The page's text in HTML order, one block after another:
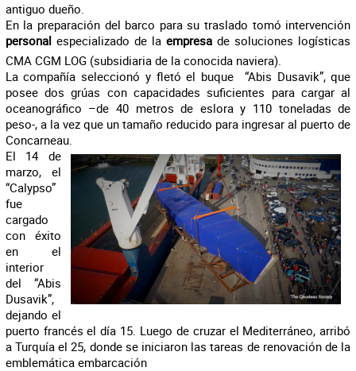
antiguo dueño.
En la preparación del barco para su traslado tomó intervención
personalespecializado de laempresa de soluciones logísticas
CMA CGM LOG (subsidiaria de la conocida naviera).
La compañía seleccionó y fletó el buque “Abis Dusavik”, que
posee dos grúas con capacidades suficientes para cargar al
oceanográfico –de 40 metros de eslora y 110 toneladas de
peso-, a la vez que un tamaño reducido para ingresar al puerto de
Concarneau.
El 14 de
marzo, el
“Calypso”
fue
cargado
con éxito
en el
interior
del “Abis
Dusavik”,
dejando el
puerto francés el día 15. Luego de cruzar el Mediterráneo, arribó
a Turquía el 25, donde se iniciaron las tareas de renovación de la
emblemática embarcación